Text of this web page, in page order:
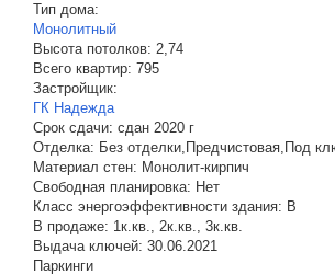
Тип дома:
Монолитный
Высота потолков: 2,74
Всего квартир: 795
Застройщик:
ГК Надежда
Срок сдачи: сдан 2020 г
Отделка: Без отделки,Предчистовая,Под
Материал стен: Монолит-кирпич
Свободная планировка: Нет
Класс энергоэффективности здания: B
В продаже: 1к.кв., 2к.кв., 3к.кв.
Выдача ключей: 30.06.2021
Паркинги